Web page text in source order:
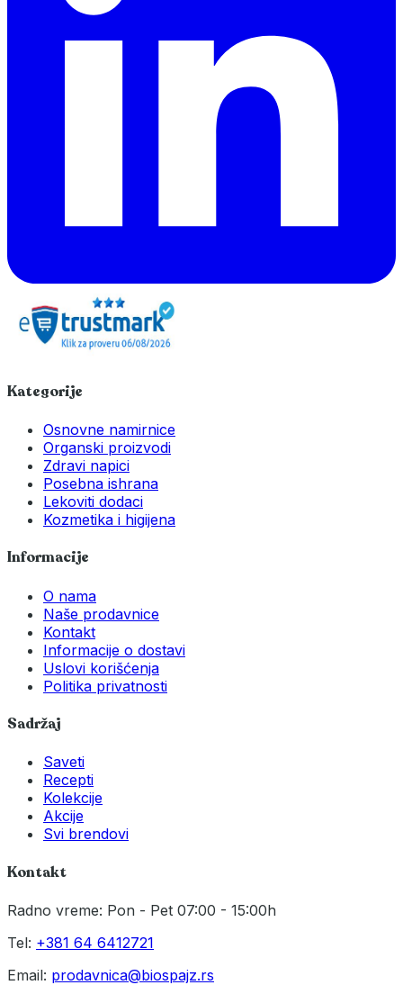
Kategorije
Osnovne namirnice
Organski proizvodi
Zdravi napici
Posebna ishrana
Lekoviti dodaci
Kozmetika i higijena
Informacije
O nama
Naše prodavnice
Kontakt
Informacije o dostavi
Uslovi korišćenja
Politika privatnosti
Sadržaj
Saveti
Recepti
Kolekcije
Akcije
Svi brendovi
Kontakt
Radno vreme: Pon - Pet 07:00 - 15:00h
Tel: +381 64 6412721
Email: prodavnica@biospajz.rs